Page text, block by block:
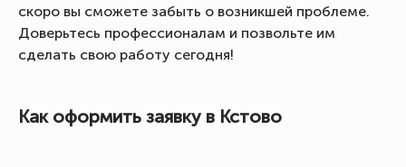
скоро вы сможете забыть о возникшей проблеме.
Доверьтесь профессионалам и позвольте им
сделать свою работу сегодня!
Как оформить заявку в Кстово